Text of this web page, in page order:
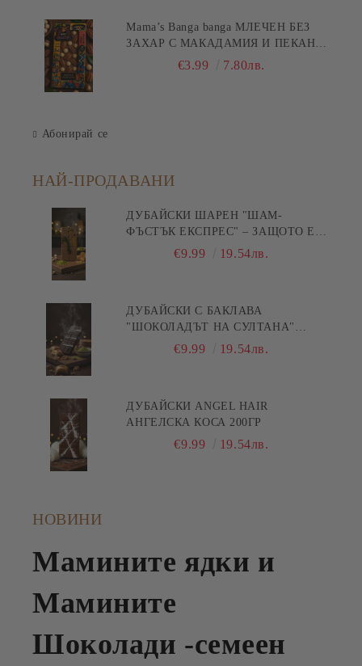
Mama’s Banga banga МЛЕЧЕН БЕЗ
ЗАХАР С МАКАДАМИЯ И ПЕКАН
€3.99 7.80лв.
Абонирай се
НАЙ-ПРОДАВАНИ
ДУБАЙСКИ ШАРЕН "ШАМ-
ФЪСТЪК ЕКСПРЕС" – ЗАЩОТО Е
БЪРЗА ПИСТА КЪМ
€9.99 19.54лв.
ДУБАЙСКИ С БАКЛАВА
"ШОКОЛАДЪТ НА СУЛТАНА"
€9.99 19.54лв.
ДУБАЙСКИ ANGEL HAIR
АНГЕЛСКА КОСА 200ГР
€9.99 19.54лв.
НОВИНИ
Мамините ядки и
Мамините
Шоколади -семеен